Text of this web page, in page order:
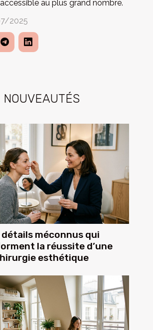
NOUVEAUTÉS
détails méconnus qui
la réussite d’une
esthétique
au plus grand nombre.
2025